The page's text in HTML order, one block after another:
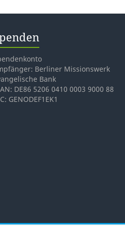
Berliner Missionswerk
Bank
DE86 5206 0410 0003 9000 88
GENODEF1EK1